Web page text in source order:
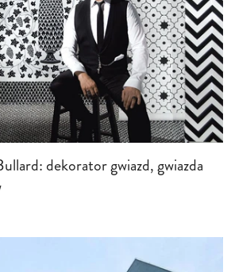
dekorator gwiazd, gwiazda